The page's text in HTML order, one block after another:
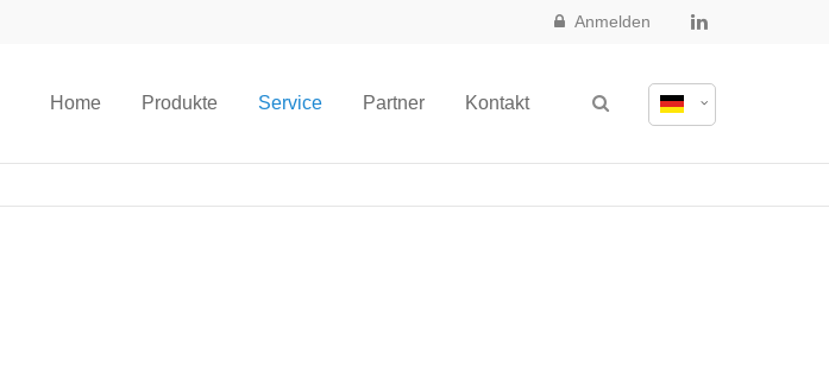
Anmelden
Home Produkte Service Partner Kontakt